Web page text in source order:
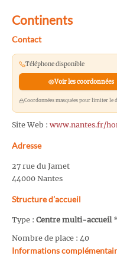
Continents
Contact
Téléphone disponible
Voir les coordonnées
Coordonnées masquées pour limiter le
Site Web : www.nantes.fr/
Adresse
27 rue du Jamet
44000 Nantes
Structure d’accueil
Type : Centre multi-accueil*
Nombre de place : 40
Informations